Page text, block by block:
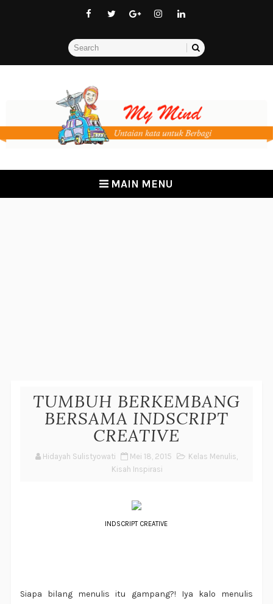
MAIN MENU
TUMBUH BERKEMBANG
BERSAMA INDSCRIPT
CREATIVE
Hidayah Sulistyowati Mei 18, 2015 Kelas Menulis,
Kisah Inspirasi
INDSCRIPT CREATIVE
Siapa bilang menulis itu gampang?! Iya kalo menulis